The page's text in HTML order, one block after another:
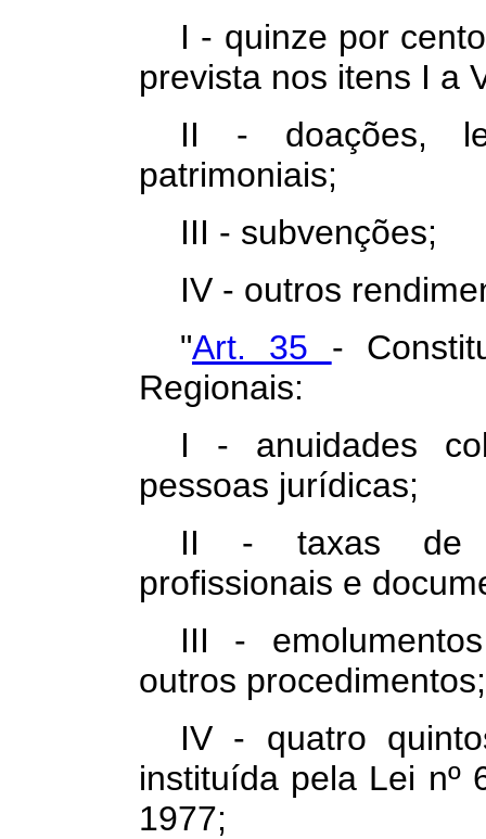
I - quinze por
prevista nos itens I a
II - doações,
patrimoniais;
III - subvenções;
IV - outros
"Art. 35 -
Regionais:
I - anuidades
pessoas jurídicas;
II - taxas de
profissionais e
III -
outros procedimentos;
IV - quatro
instituída pela Lei nº
1977;